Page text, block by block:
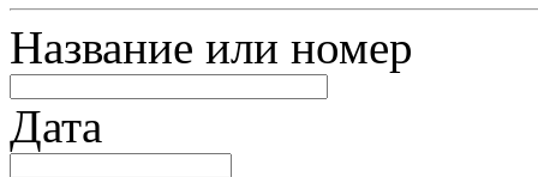
Название или номер
Дата